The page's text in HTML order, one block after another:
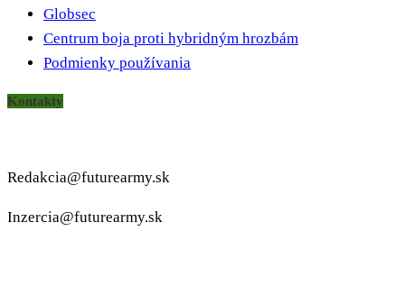
Globsec
Centrum boja proti hybridným hrozbám
Podmienky používania
Kontakty
Redakcia@futurearmy.sk
Inzercia@futurearmy.sk